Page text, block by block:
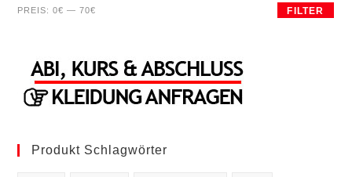
Min.
Max.
FILTER
PREIS:0€ —70€
Produkt Schlagwörter